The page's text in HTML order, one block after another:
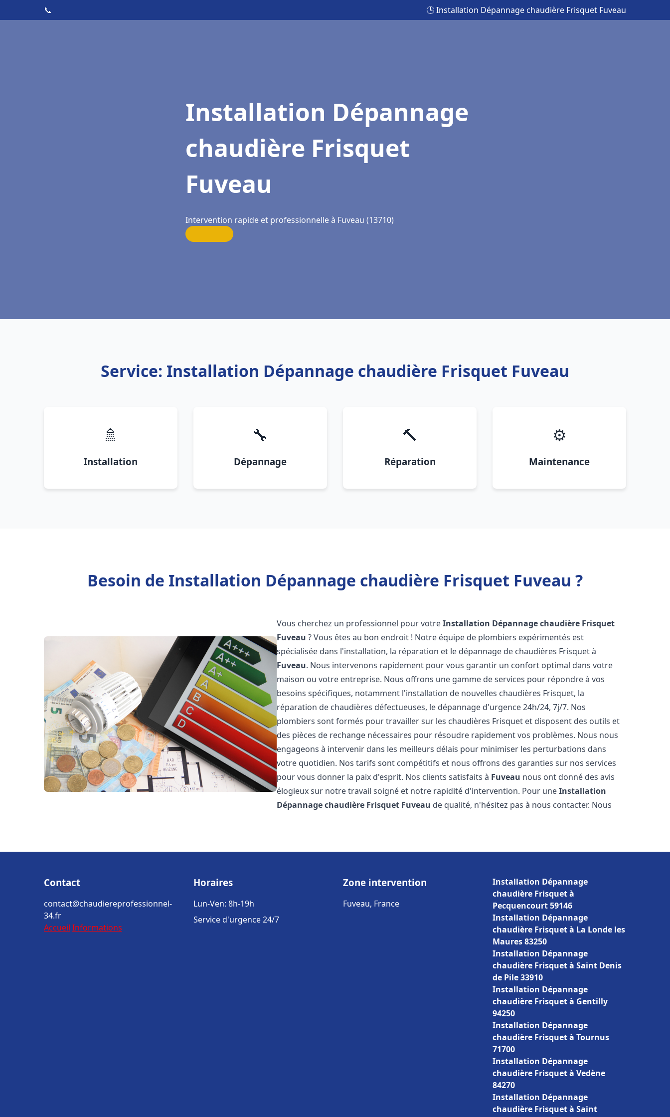
📞 🕒 Installation Dépannage chaudière Frisquet Fuveau
Installation Dépannage
chaudière Frisquet
Fuveau
Intervention rapide et professionnelle à Fuveau (13710)
Service: Installation Dépannage chaudière Frisquet Fuveau
🚿
Installation
🔧
Dépannage
🔨
Réparation
⚙️
Maintenance
Besoin de Installation Dépannage chaudière Frisquet Fuveau ?
Vous cherchez un professionnel pour votreInstallation Dépannage chaudière Frisquet
Fuveau ? Vous êtes au bon endroit ! Notre équipe de plombiers expérimentés est
spécialisée dans l'installation, la réparation et le dépannage de chaudières Frisquet à
Fuveau. Nous intervenons rapidement pour vous garantir un confort optimal dans votre
maison ou votre entreprise. Nous offrons une gamme de services pour répondre à vos
besoins spécifiques, notamment l'installation de nouvelles chaudières Frisquet, la
réparation de chaudières défectueuses, le dépannage d'urgence 24h/24, 7j/7. Nos
plombiers sont formés pour travailler sur les chaudières Frisquet et disposent des outils et
des pièces de rechange nécessaires pour résoudre rapidement vos problèmes. Nous nous
engageons à intervenir dans les meilleurs délais pour minimiser les perturbations dans
votre quotidien. Nos tarifs sont compétitifs et nous offrons des garanties sur nos services
pour vous donner la paix d'esprit. Nos clients satisfaits à Fuveau nous ont donné des avis
élogieux sur notre travail soigné et notre rapidité d'intervention. Pour uneInstallation
Dépannage chaudière Frisquet Fuveau de qualité, n'hésitez pas à nous contacter. Nous
Contact
contact@chaudiereprofessionnel-
34.fr
Accueil Informations
Horaires
Lun-Ven: 8h-19h
Service d'urgence 24/7
Zone intervention
Fuveau, France
Installation Dépannage
chaudière Frisquet à
Pecquencourt 59146
Installation Dépannage
chaudière Frisquet à La Londe les
Maures 83250
Installation Dépannage
chaudière Frisquet à Saint Denis
de Pile 33910
Installation Dépannage
chaudière Frisquet à Gentilly
94250
Installation Dépannage
chaudière Frisquet à Tournus
71700
Installation Dépannage
chaudière Frisquet à Vedène
84270
Installation Dépannage
chaudière Frisquet à Saint